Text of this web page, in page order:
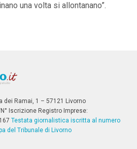
una volta si allontanano”.
dei Ramai, 1 – 57121 Livorno
N° Iscrizione Registro Imprese:
Testata giornalistica iscritta al numero
del Tribunale di Livorno